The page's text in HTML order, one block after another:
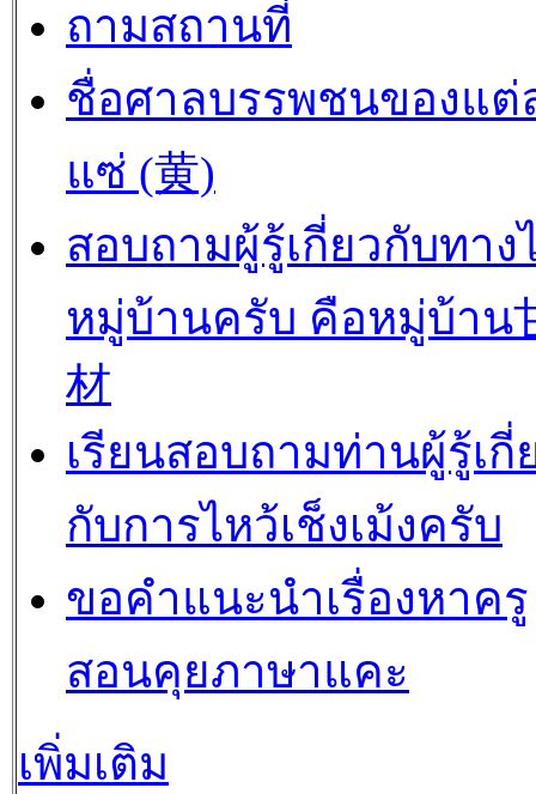
ถามสถานที่
ชื่อศาลบรรพชนของแต่
แซ่ (黄)
สอบถามผู้รู้เกี่ยวกับทาง
หมู่บ้านครับ คือหมู่บ้าน
材
เรียนสอบถามท่านผู้รู้เกี่
กับการไหว้เช็งเม้งครับ
ขอคำแนะนำเรื่องหาครู
สอนคุยภาษาแคะ
เพิ่มเติม